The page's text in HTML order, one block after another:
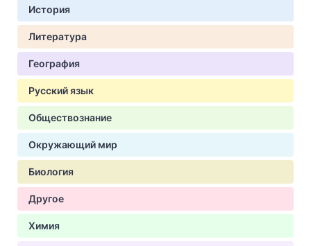
История
Литература
География
Русский язык
Обществознание
Окружающий мир
Биология
Другое
Химия